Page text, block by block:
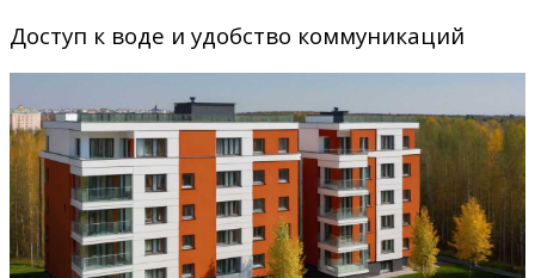
Доступ к воде и удобство коммуникаций